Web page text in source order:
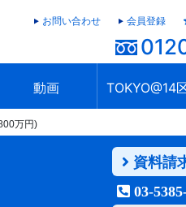
お問い合わせ 会員登録
売買
動画
住まなび
TVCMギャラリー
放送スケジュール
お客様の声
TOKYO@14
TOKYO@14
ブランド 高
住まいのお
税・住宅ロ
不動産投資
防災！東京
地域情報「
万円)
資料請
03-